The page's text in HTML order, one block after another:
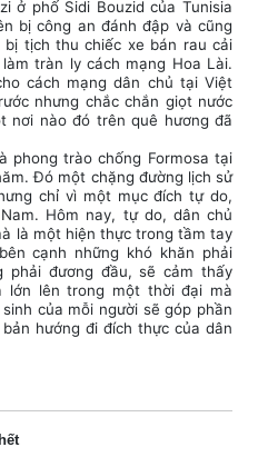
ở phố Sidi Bouzid của Tunisia
bị công an đánh đập và cũng
tịch thu chiếc xe bán rau cải
tràn ly cách mạng Hoa Lài.
cách mạng dân chủ tại Việt
nhưng chắc chắn giọt nước
nơi nào đó trên quê hương đã
phong trào chống Formosa tại
Đó một chặng đường lịch sử
chỉ vì một mục đích tự do,
Hôm nay, tự do, dân chủ
là một hiện thực trong tầm tay
cạnh những khó khăn phải
phải đương đầu, sẽ cảm thấy
lớn lên trong một thời đại mà
của mỗi người sẽ góp phần
hướng đi đích thực của dân